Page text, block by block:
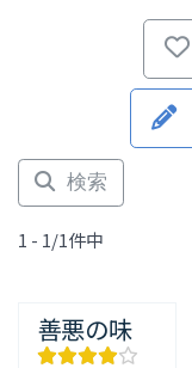
検索
1 - 1/1件中
善悪の味